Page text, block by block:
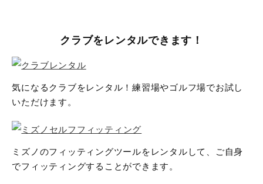
発売シーズン
2025年春夏
クラブをレンタルできます！
気になるクラブをレンタル！練習場やゴルフ場でお試し
いただけます。
ミズノのフィッティングツールをレンタルして、ご自身
でフィッティングすることができます。